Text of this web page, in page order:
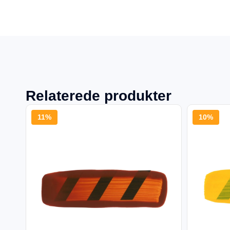
Relaterede produkter
11% 10%